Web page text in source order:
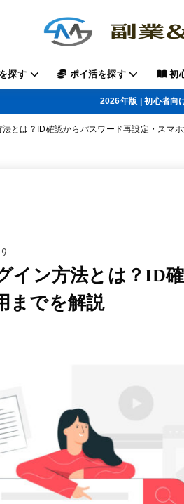
探す ポイ活を探す 初
2026年版 | 初心者向
とは？ID確認からパスワード再設定・スマ
イン方法とは？ID
までを解説